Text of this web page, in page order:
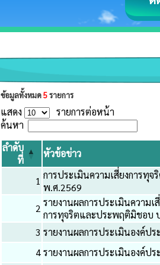
ข้อมูลทั้งหมด5รายการ
แสดง
รายการต่อหน้า
ค้นหา
ลำดับ
ที่
หัวข้อข่าว
1 การประเมินความเสี่ยงการทุ
พ.ศ.2569
2 รายงานผลการประเมินความเ
การทุจริตและประพฤติมิชอบ
3 รายงานผลการประเมินองค์ป
4รายงานผลการประเมินองค์ป